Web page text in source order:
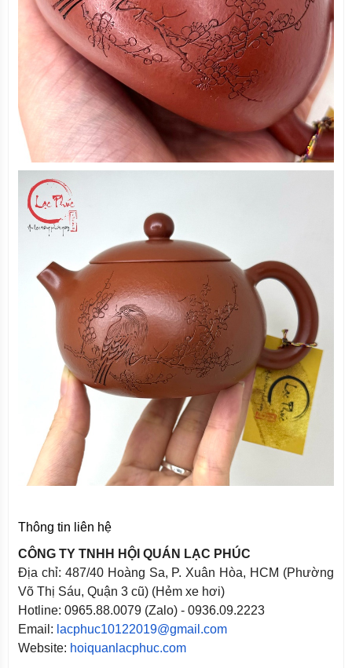
Thông tin liên hệ
CÔNG TY TNHH HỘI QUÁN LẠC PHÚC
Địa chỉ: 487/40 Hoàng Sa, P. Xuân Hòa, HCM (Phường
Võ Thị Sáu, Quận 3 cũ) (Hẻm xe hơi)
Hotline: 0965.88.0079 (Zalo) - 0936.09.2223
Email: lacphuc10122019@gmail.com
Website: hoiquanlacphuc.com